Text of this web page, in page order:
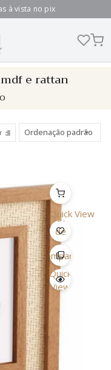
à vista no pix
e rattan
Quick View
Lista
de
Desejo
Comparar
Quick
View